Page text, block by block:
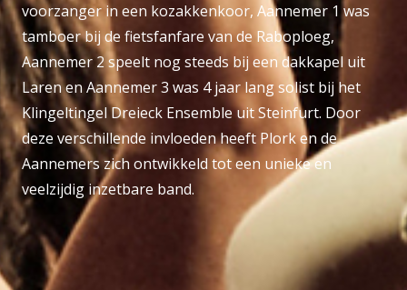
voorzanger in een kozakkenkoor, Aannemer 1 was
tamboer bij de fietsfanfare van de Raboploeg,
Aannemer 2 speelt nog steeds bij een dakkapel uit
Laren en Aannemer 3 was 4 jaar lang solist bij het
Klingeltingel Dreieck Ensemble uit Steinfurt. Door
deze verschillende invloeden heeft Plork en de
Aannemers zich ontwikkeld tot een unieke en
veelzijdig inzetbare band.